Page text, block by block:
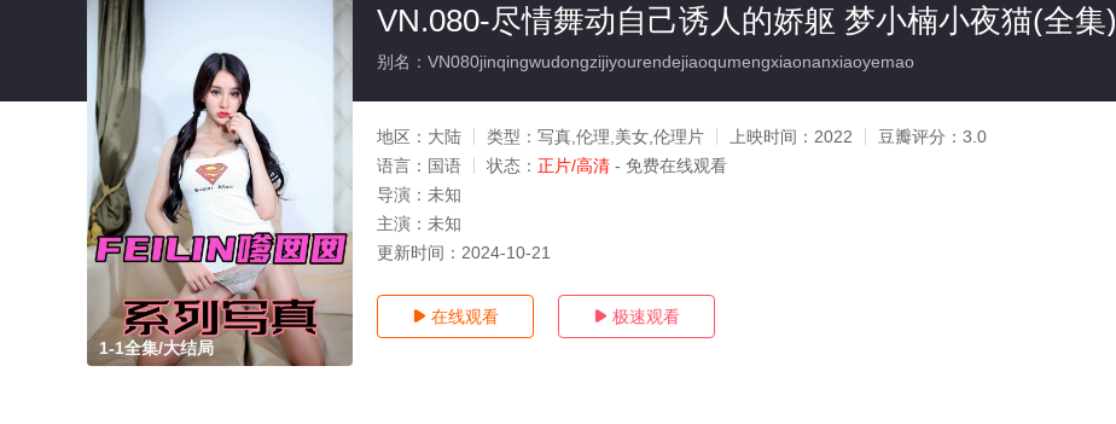
1-1全集/大结局
VN.080-尽情舞动自己诱人的娇躯 梦小楠小夜猫(全集)
别名：VN080jinqingwudongzijiyourendejiaoqumengxiaonanxiaoyemao
地区： 大陆 类型： 写真,伦理,美女,伦理片 上映时间： 2022 豆瓣评分： 3.0
语言： 国语 状态： 正片/高清 - 免费在线观看
导演： 未知
主演： 未知
更新时间： 2024-10-21
 在线观看  极速观看